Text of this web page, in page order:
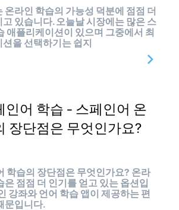
온라인 학습의 가능성 덕분에 점점 더
있습니다. 오늘날 시장에는 많은 스
애플리케이션이 있으며 그중에서 최
을 선택하기는 쉽지
인어 학습 - 스페인어 온
장단점은 무엇인가요?
학습의 장단점은 무엇인가요? 온라
은 점점 더 인기를 얻고 있는 옵션입
강좌와 언어 학습 앱이 제공하는 편
문입니다.